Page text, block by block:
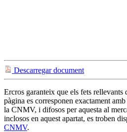
Descarregar document
Ercros garanteix que els fets rellevants
pàgina es corresponen exactament
la CNMV, i difosos per aquesta al
inclosos en aquest apartat, es troben
CNMV.